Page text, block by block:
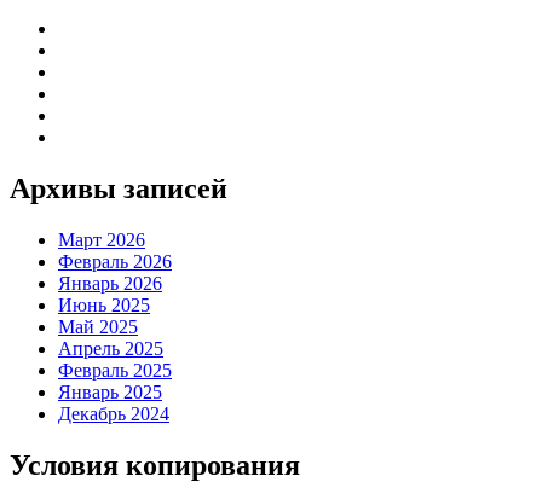
Архивы записей
Март 2026
Февраль 2026
Январь 2026
Июнь 2025
Май 2025
Апрель 2025
Февраль 2025
Январь 2025
Декабрь 2024
Условия копирования